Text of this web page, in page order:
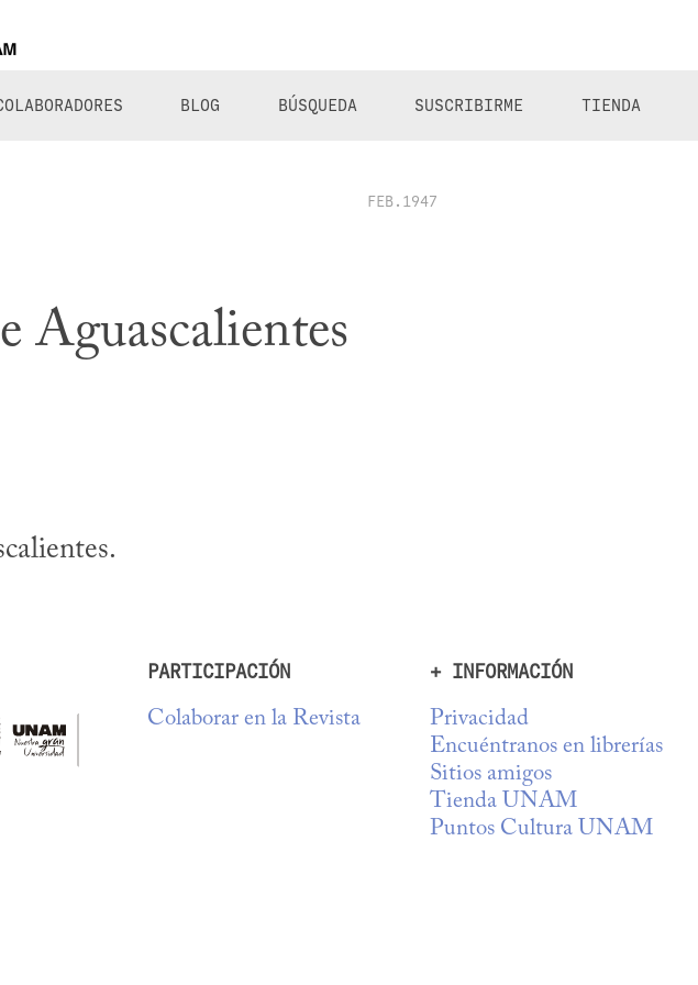
BLOG BÚSQUEDA SUSCRIBIRME TIENDA
FEB.1947
Aguascalientes
PARTICIPACIÓN
Colaborar en la Revista
+ INFORMACIÓN
Privacidad
Encuéntranos en librerías
Sitios amigos
Tienda UNAM
Puntos Cultura UNAM